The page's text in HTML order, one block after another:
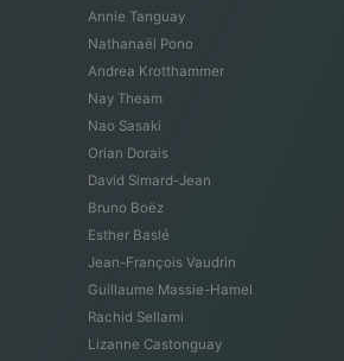
Annie Tanguay
Nathanaël Pono
Andrea Krotthammer
Nay Theam
Nao Sasaki
Orian Dorais
David Simard-Jean
Bruno Boëz
Esther Baslé
Jean-François Vaudrin
Guillaume Massie-Hamel
Rachid Sellami
Lizanne Castonguay